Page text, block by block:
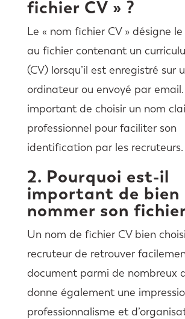
fichier CV » ?
Le « nom fichier CV » désigne
au fichier contenant un
(CV) lorsqu’il est enregistré sur
ordinateur ou envoyé par
important de choisir un nom
professionnel pour faciliter son
identification par les recruteurs.
2. Pourquoi est-il
important de bien
nommer son
Un nom de fichier CV bien
recruteur de retrouver
document parmi de nombreux
donne également une
professionnalisme et